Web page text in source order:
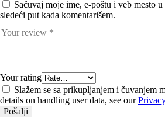
Sačuvaj moje ime, e-poštu i veb mesto
sledeći put kada komentarišem.
Your rating
Slažem se sa prikupljanjem i čuvanjem
details on handling user data, see our